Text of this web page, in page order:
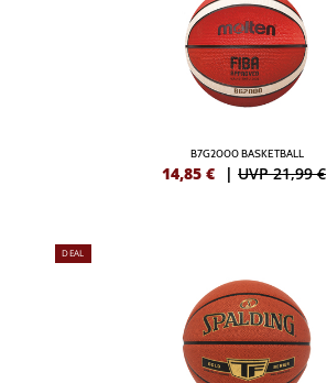
B7G2000 BASKETBALL
14,85 € | UVP 21,99 €
DEAL